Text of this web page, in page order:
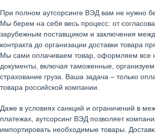
При полном аутсорсинге ВЭД вам не нужно
Мы берем на себя весь процесс: от
зарубежным поставщиком и заключения
контракта до организации доставки товара
Мы сами оплачиваем товар, оформляем все
документы, включая таможенные, организуем
страхование груза. Ваша задача – только
товара российской компании.
Даже в условиях санкций и ограничений в
платежах, аутсорсинг ВЭД позволяет
импортировать необходимые товары.